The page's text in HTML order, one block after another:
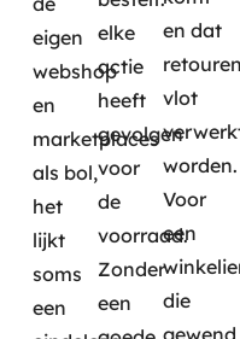
eigen
webshop
en
marketplaces
als bol,
het
lijkt
soms
een
elke
actie
heeft
gevolgen
voor
de
voorraad.
Zonder
een
en dat
vlot
worden.
Voor
een
die